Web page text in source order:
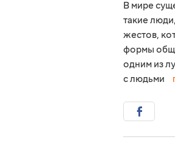
В мире
такие
жестов,
формы
одним из
с людьми